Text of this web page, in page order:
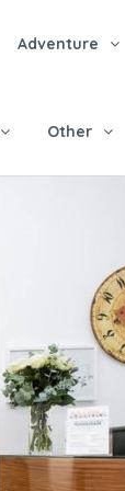
Adventure
Other